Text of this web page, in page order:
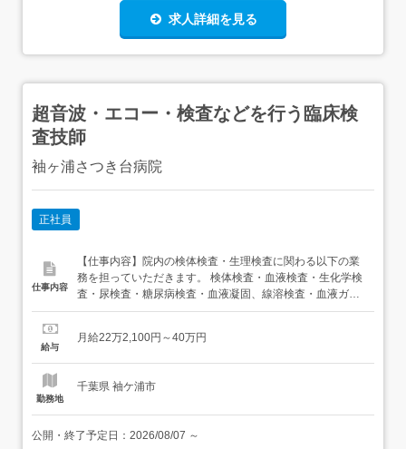
求人詳細を見る
超音波・エコー・検査などを行う臨床検
査技師
袖ヶ浦さつき台病院
正社員
仕事内容
【仕事内容】院内の検体検査・生理検査に関わる以下の業
務を担っていただきます。 検体検査・血液検査・生化学検
査・尿検査・糖尿病検査・血液凝固、線溶検査・血液ガス
検査・輸血検査(ABO、Rh式血液型検査、交差適合試験)等
機能・ABI(足関節、上腕血圧比)・PWV(脳波伝播速度)・超
給与
月給22万2,100円～40万円
勤務地
千葉県 袖ケ浦市
公開・終了予定日： 2026/08/07 ～